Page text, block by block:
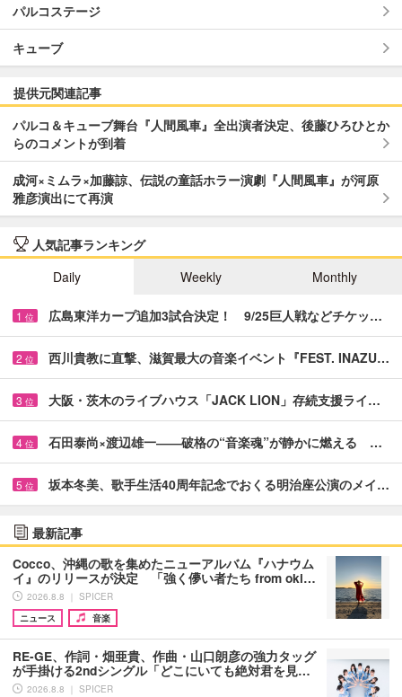
パルコステージ
キューブ
提供元関連記事
パルコ＆キューブ舞台『人間風車』全出演者決定、後藤ひろひとか
らのコメントが到着
成河×ミムラ×加藤諒、伝説の童話ホラー演劇『人間風車』が河原
雅彦演出にて再演
人気記事ランキング
Daily
Weekly Monthly
1 位 広島東洋カープ追加3試合決定！ 9/25巨人戦などチケッ…
2 位 西川貴教に直撃、滋賀最大の音楽イベント『FEST. INAZU…
3 位 大阪・茨木のライブハウス「JACK LION」存続支援ライ…
4 位 石田泰尚×渡辺雄一――破格の“音楽魂”が静かに燃える …
5 位 坂本冬美、歌手生活40周年記念でおくる明治座公演のメイ…
最新記事
Cocco、沖縄の歌を集めたニューアルバム『ハナウム
イ』のリリースが決定 「強く儚い者たち from oki…
2026.8.8 ｜ SPICER
ニュース
音楽
RE-GE、作詞・畑亜貴、作曲・山口朗彦の強力タッグ
が手掛ける2ndシングル「どこにいても絶対君を見…
2026.8.8 ｜ SPICER